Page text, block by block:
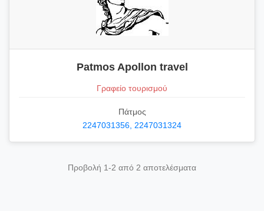
Patmos Apollon travel
Γραφείο τουρισμού
Πάτμος
2247031356, 2247031324
Προβολή 1-2 από 2 αποτελέσματα